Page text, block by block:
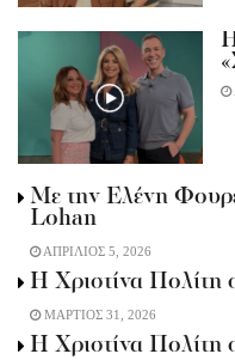
Με την Ελένη
Lohan
ΑΠΡΙΛΙΟΣ 5, 2026
H Xριστίνα Πολίτη
ΜΑΡΤΙΟΣ 31, 2026
Η Χριστίνα Πολίτη